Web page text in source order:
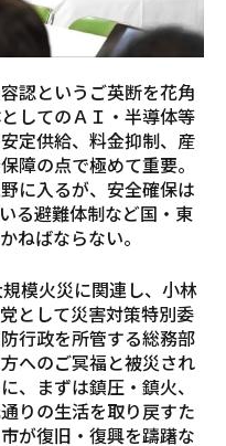
認というご英断を花角
してのＡＩ・半導体等
定供給、料金抑制、産
障の点で極めて重要。
に入るが、安全確保は
る避難体制など国・東
ねばならない。
模火災に関連し、小林
として災害対策特別委
行政を所管する総務部
へのご冥福と被災され
、まずは鎮圧・鎮火、
りの生活を取り戻すた
が復旧・復興を躊躇な